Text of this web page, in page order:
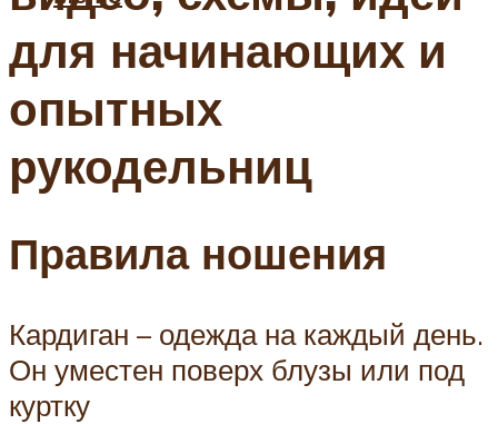
для начинающих и
опытных
рукодельниц
Правила ношения
Кардиган – одежда на каждый день.
Он уместен поверх блузы или под
куртку